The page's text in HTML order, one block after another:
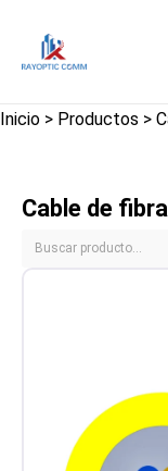
Inicio > Productos >
Cable de